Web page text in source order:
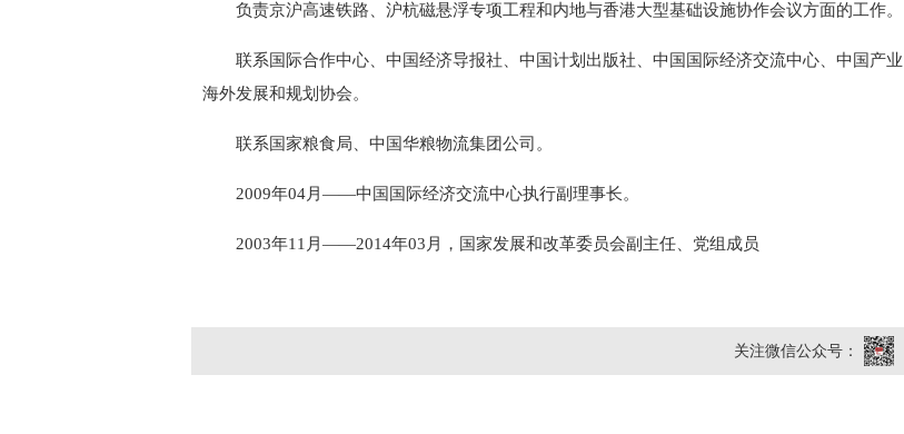
负责京沪高速铁路、沪杭磁悬浮专项工程和内地与香港大型基础设施协作会议方面的工作。
联系国际合作中心、中国经济导报社、中国计划出版社、中国国际经济交流中心、中国产业
海外发展和规划协会。
联系国家粮食局、中国华粮物流集团公司。
2009年04月——中国国际经济交流中心执行副理事长。
2003年11 月——2014年03 月，国家发展和改革委员会副主任、党组成员
关注微信公众号：